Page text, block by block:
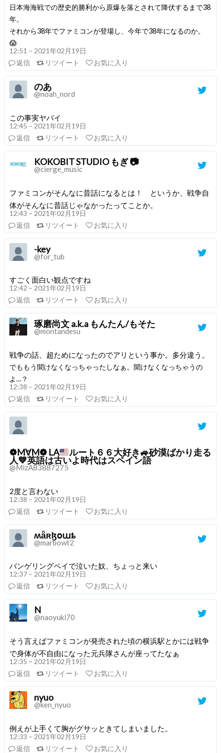
日本海海戦での歴史的勝利から原爆を落とされて降伏するまで38
年。
それから38年でファミコンが登場し、今年で38年になるのか。
😱
12:51 – 2021年02月19日
返信
リツイート お気に入り
のあ
@noah_nord
この事実ヤバイ
12:45 – 2021年02月19日
返信
リツイート お気に入り
KOKOBIT STUDIO もぎ 📷
@cierge_music
ファミコンがそんなに昔話になるとは！ というか、戦争自
体がそんなに昔話じゃなかったってことか。
12:43 – 2021年02月19日
返信
リツイート お気に入り
-key
@for_tub
すごく面白い観点ですね
12:42 – 2021年02月19日
返信
リツイート お気に入り
琢磨尚文 a.k.a もんたん/もそた
@montandesu
戦争の話、超ためになったのでアリという事か。多分違う。
でももう聞けなくなっちゃったしなぁ。聞けなくなっちゃうの
よ…？
12:38 – 2021年02月19日
返信
リツイート お気に入り
❁M∀M❁ LA ルート６６大好き🚙砂漠ばかり走る
人💙英語は古いよ時代はスペイン語
@MizA83887275
2度と言わない
12:38 – 2021年02月19日
返信
リツイート お気に入り
ʍǟʀɮօաȶ
@marbowt2
バンゲリングベイで泣いた奴、ちょっと来い
12:37 – 2021年02月19日
返信
リツイート お気に入り
N
@naoyuki70
そう言えばファミコンが発売された頃の横浜駅とかには戦争
で身体が不自由になった元兵隊さんが座ってたなぁ
12:35 – 2021年02月19日
返信
リツイート お気に入り
nyuo
@ken_nyuo
例えが上手くて胸がグサッときてしまいました。
12:33 – 2021年02月19日
返信
リツイート お気に入り